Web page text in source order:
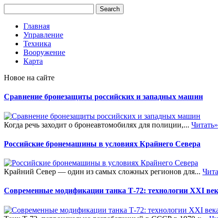
Главная
Управление
Техника
Вооружение
Карта
Новое на сайте
Сравнение бронезащиты российских и западных машин
Когда речь заходит о бронеавтомобилях для полиции,... Читать»
Российские бронемашины в условиях Крайнего Севера
Крайний Север — один из самых сложных регионов для...
Современные модификации танка Т-72: технологии XXI